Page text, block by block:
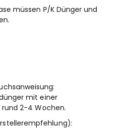
müssen P/K Dünger und
mit einer
2-4 Wochen.